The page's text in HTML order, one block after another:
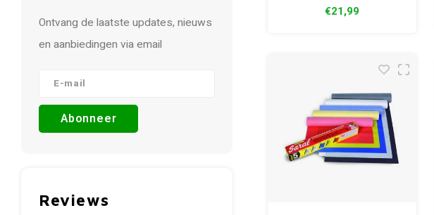
Ontvang de laatste updates, nieuws
en aanbiedingen via email
Abonneer
Reviews
€21,99